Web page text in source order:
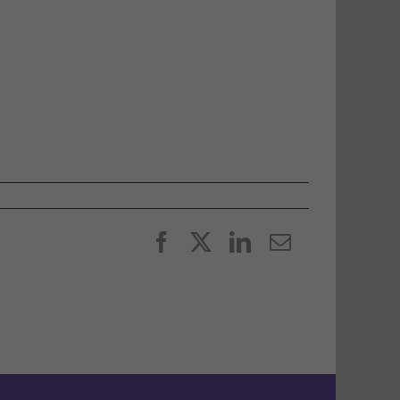
FacebookLinkedIn
E-